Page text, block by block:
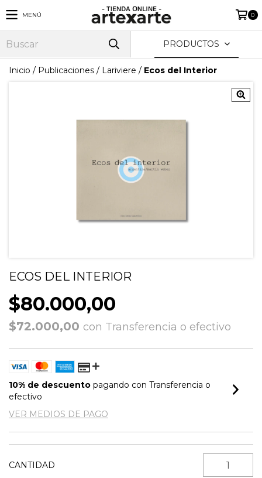
MENÚ 0
PRODUCTOS
Inicio / Publicaciones / Lariviere / Ecos del Interior
ECOS DEL INTERIOR
$80.000,00
$72.000,00 con Transferencia o efectivo
10% de descuento pagando con Transferencia o
efectivo
VER MEDIOS DE PAGO
CANTIDAD